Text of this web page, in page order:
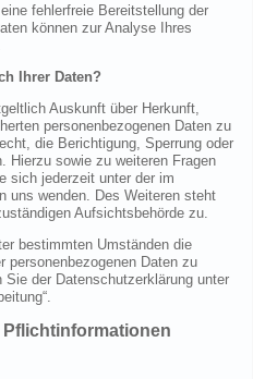
fehlerfreie Bereitstellung der
können zur Analyse Ihres
Ihrer Daten?
Auskunft über Herkunft,
personenbezogenen Daten zu
die Berichtigung, Sperrung oder
Hierzu sowie zu weiteren Fragen
sich jederzeit unter der im
uns wenden. Des Weiteren steht
Aufsichtsbehörde zu.
bestimmten Umständen die
personenbezogenen Daten zu
der Datenschutzerklärung unter
Pflichtinformationen